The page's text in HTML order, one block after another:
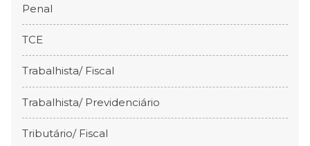
Penal
TCE
Trabalhista/ Fiscal
Trabalhista/ Previdenciário
Tributário/ Fiscal